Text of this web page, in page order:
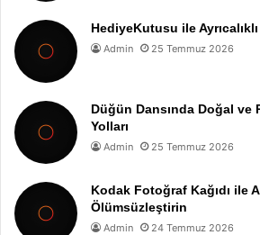
HediyeKutusu ile
Admin 25 Temmuz 2026
Düğün Dansında Doğal ve
Yolları
Admin 25 Temmuz 2026
Kodak Fotoğraf Kağıdı ile
Ölümsüzleştirin
Admin 24 Temmuz 2026